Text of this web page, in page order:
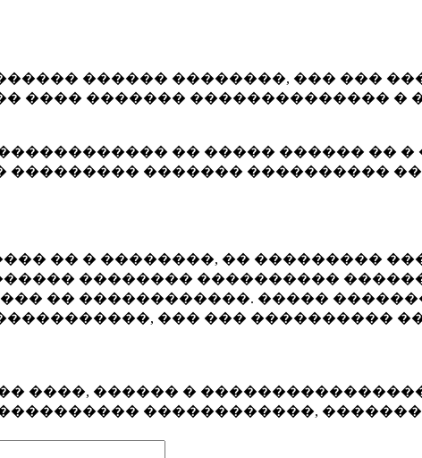
������ ��������, ��� ���
���� ������� �������������� �
�� ����� ������ ��
��������� ������� ����������
�� � ��������, �� ���������
�������� ����������
�� ������������. �����
��� ��� ����������
����, ������ �
������������,